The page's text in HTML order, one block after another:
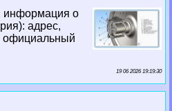
информация о
адрес,
официальный
19 06 2026 19:19:30